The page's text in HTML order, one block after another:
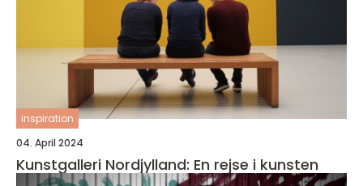
inspiration
04. April 2024
Kunstgalleri Nordjylland: En rejse i kunsten